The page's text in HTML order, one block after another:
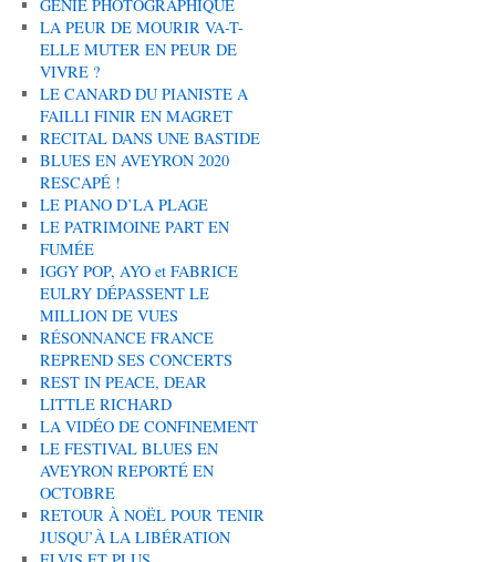
GÉNIE PHOTOGRAPHIQUE
LA PEUR DE MOURIR VA-T-
ELLE MUTER EN PEUR DE
VIVRE ?
LE CANARD DU PIANISTE A
FAILLI FINIR EN MAGRET
RECITAL DANS UNE BASTIDE
BLUES EN AVEYRON 2020
RESCAPÉ !
LE PIANO D’LA PLAGE
LE PATRIMOINE PART EN
FUMÉE
IGGY POP, AYO et FABRICE
EULRY DÉPASSENT LE
MILLION DE VUES
RÉSONNANCE FRANCE
REPREND SES CONCERTS
REST IN PEACE, DEAR
LITTLE RICHARD
LA VIDÉO DE CONFINEMENT
LE FESTIVAL BLUES EN
AVEYRON REPORTÉ EN
OCTOBRE
RETOUR À NOËL POUR TENIR
JUSQU’À LA LIBÉRATION